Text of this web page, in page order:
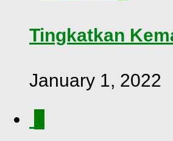
Tingkatkan
January 1, 2022